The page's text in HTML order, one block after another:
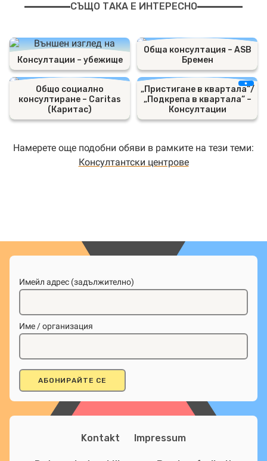
СЪЩО ТАКА Е ИНТЕРЕСНО
Консултации – убежище
Обща консултация – ASB
Бремен
Общо социално
консултиране – Caritas
(Каритас)
„Пристигане в квартала“/
„Подкрепа в квартала“ –
Консултации
Намерете още подобни обяви в рамките на тези теми:
Консултантски центрове
Имейл адрес (задължително)
Име / организация
Kontakt Impressum